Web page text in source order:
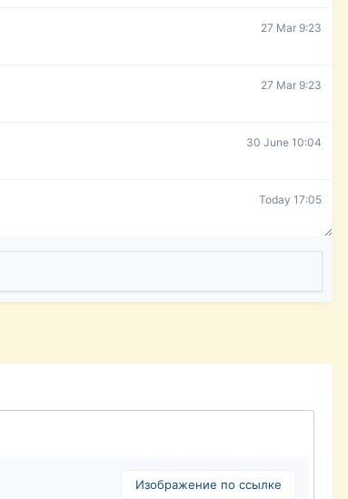
27 Mar 9:23
27 Mar 9:23
30 June 10:04
Today 17:05
Изображение по ссылке